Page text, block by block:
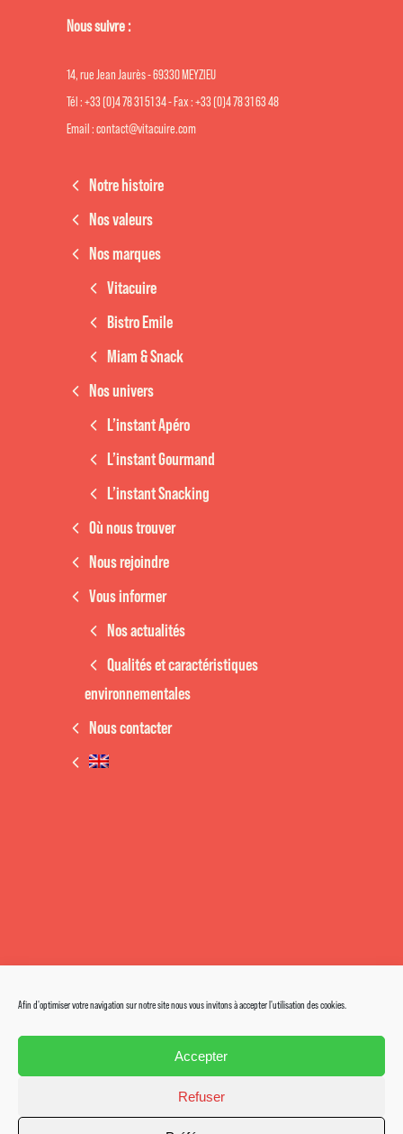
Afin d'optimiser votre navigation sur notre site nous vous invitons à accepter l'utilisation des cookies.
Accepter
Refuser
Nous suivre :
14, rue Jean Jaurès - 69330 MEYZIEU
Tél : +33 (0)4 78 31 51 34 - Fax : +33 (0)4 78 31 63 48
Email : contact@vitacuire.com
Notre histoire
Nos valeurs
Nos marques
Vitacuire
Bistro Emile
Miam & Snack
Nos univers
L’instant Apéro
L’instant Gourmand
L’instant Snacking
Où nous trouver
Nous rejoindre
Vous informer
Nos actualités
Qualités et caractéristiques
environnementales
Nous contacter